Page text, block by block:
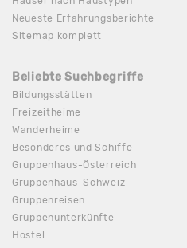
Neueste Erfahrungsberichte
Sitemap komplett
Beliebte Suchbegriffe
Bildungsstätten
Freizeitheime
Wanderheime
Besonderes und Schiffe
Gruppenhaus-Österreich
Gruppenhaus-Schweiz
Gruppenreisen
Gruppenunterkünfte
Hostel